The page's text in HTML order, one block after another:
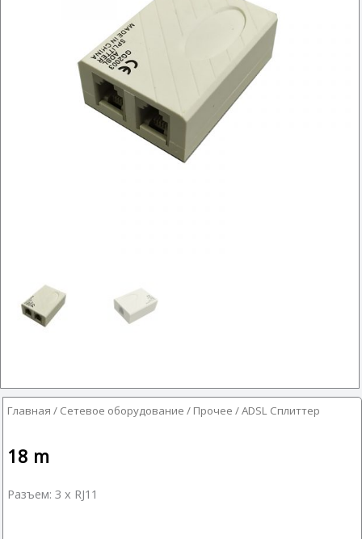
Главная / Сетевое оборудование / Прочее / ADSL Сплиттер
18 m
Разъем: 3 х RJ11